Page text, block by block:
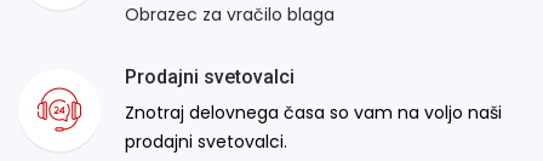
Obrazec za vračilo blaga
Prodajni svetovalci
Znotraj delovnega časa so vam na voljo naši
prodajni svetovalci.